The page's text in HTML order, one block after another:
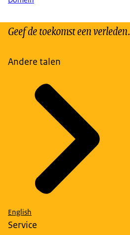
Geef de toekomst een verleden.
Andere talen
English
Service